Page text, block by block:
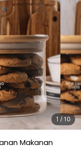
1 / 10
Makanan